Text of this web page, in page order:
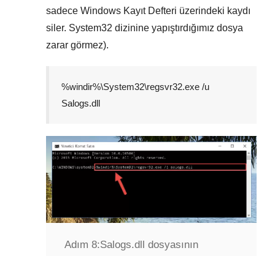
sadece Windows Kayıt Defteri üzerindeki kaydı
siler. System32 dizinine yapıştırdığımız dosya
zarar görmez).
%windir%\System32\regsvr32.exe /u
Salogs.dll
Adım 8:Salogs.dll dosyasının